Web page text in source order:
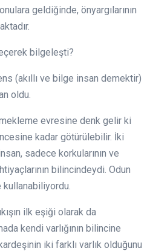
geldiğinde, önyargılarının
bilgeleşti?
(akıllı ve bilge insan demektir)
oldu.
evresine denk gelir ki
kadar götürülebilir. İki
sadece korkularının ve
bilincindeydi. Odun
ilk eşiği olarak da
kendi varlığının bilincine
iki farklı varlık olduğunu